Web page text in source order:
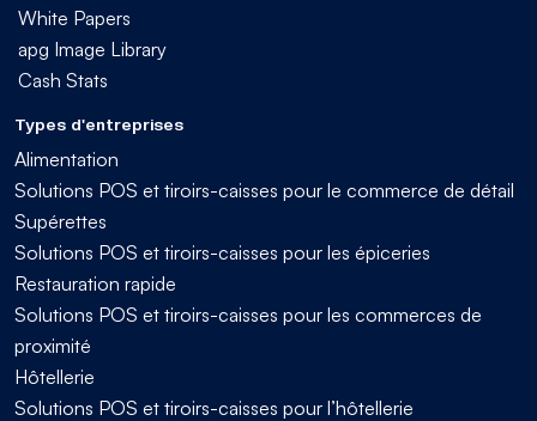
White Papers
apg Image Library
Cash Stats
Types d'entreprises
Alimentation
Solutions POS et tiroirs-caisses pour le commerce de détail
Supérettes
Solutions POS et tiroirs-caisses pour les épiceries
Restauration rapide
Solutions POS et tiroirs-caisses pour les commerces de
proximité
Hôtellerie
Solutions POS et tiroirs-caisses pour l’hôtellerie